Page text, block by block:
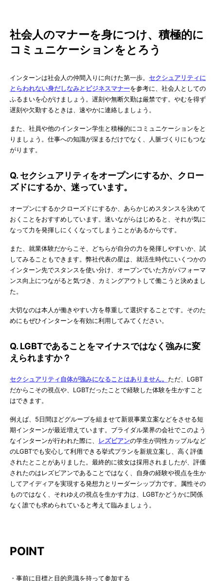
社会人のマナーを身につけ、積極的に
コミュニケーションをとろう
インターンは社会人の仲間入りに向けた第一歩。 セクシュアリティに
とらわれない身だしなみとビジネスマナーを参考に、社会人としての
ふるまいを心がけましょう。遅刻や無断欠勤は厳禁です。やむを得ず
遅刻や欠勤するときは、速やかに連絡しましょう。
また、社員や他のインターン学生と積極的にコミュニケーションをと
りましょう。仕事への知識が深まるだけでなく、人脈づくりにもつな
がります。
Q. セクシュアリティをオープンにするか、クロー
ズドにするか、迷っています。
オープンにするかクローズドにするか、あらかじめスタンスを決めて
おくことをおすすめしています。迷いながらはじめると、それが気に
なって力を発揮しにくくなってしまうことがあるからです。
また、就業体験だからこそ、どちらが自分の力を発揮しやすいか、試
してみることもできます。弊社代表の星は、就活生時代にいくつかの
インターン先でスタンスを使い分け、オープンでいた方がパフォーマ
ンス向上につながると気づき、カミングアウトして働こうと決めまし
た。
大切なのは本人が働きやすい方を尊重して選択することです。そのた
めにもぜひインターンを有効に利用してみてください。
Q. LGBTであることをマイナスではなく強みに変
えられますか？
セクシュアリティ自体が強みになることはありません。 ただ、LGBT
だからこその視点や、LGBTだったことで経験した体験を生かすこと
はできます。
例えば、5日間ほどグループを組ませて新規事業立案などをさせる短
期インターンが最近増えています。ブライダル業界の会社でこのよう
なインターンが行われた際に、
レズビアンの学生が同性カップルなど
のLGBTでも安心して利用できる挙式プランを新規立案し、高く評価
されたとことがありました。最終的に彼女は採用されましたが、評価
されたのはレズビアンであることではなく、自身の経験や視点を生か
してアイディアを実現する発想力とリーダーシップ力です。属性その
ものではなく、それゆえの視点を生かす力は、LGBTかどうかに関係
なく誰でも求められていると考えて臨みましょう。
POINT
・事前に目標と目的意識を持って参加する